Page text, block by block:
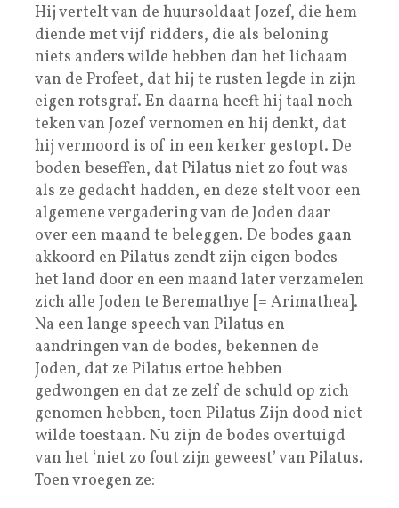
Hij vertelt van de huursoldaat Jozef, die hem
diende met vijf ridders, die als beloning
niets anders wilde hebben dan het lichaam
van de Profeet, dat hij te rusten legde in zijn
eigen rotsgraf. En daarna heeft hij taal noch
teken van Jozef vernomen en hij denkt, dat
hij vermoord is of in een kerker gestopt. De
boden beseffen, dat Pilatus niet zo fout was
als ze gedacht hadden, en deze stelt voor een
algemene vergadering van de Joden daar
over een maand te beleggen. De bodes gaan
akkoord en Pilatus zendt zijn eigen bodes
het land door en een maand later verzamelen
zich alle Joden te Beremathye [= Arimathea].
Na een lange speech van Pilatus en
aandringen van de bodes, bekennen de
Joden, dat ze Pilatus ertoe hebben
gedwongen en dat ze zelf de schuld op zich
genomen hebben, toen Pilatus Zijn dood niet
wilde toestaan. Nu zijn de bodes overtuigd
van het ‘niet zo fout zijn geweest’ van Pilatus.
Toen vroegen ze: